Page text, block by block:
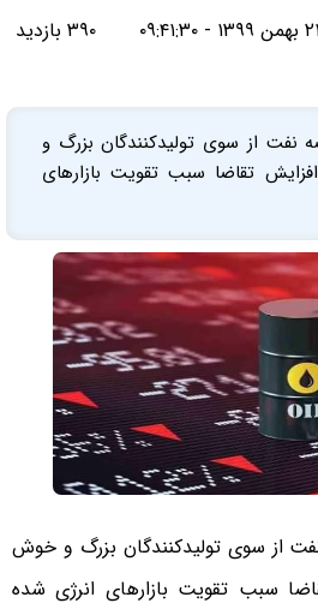
۳۹۰ بازدید
از سوی تولیدکنندگان بزرگ و
تقاضا سبب تقویت بازارهای
از سوی تولیدکنندگان بزرگ و خوش
سبب تقویت بازارهای انرژی شده